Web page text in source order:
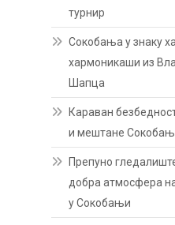
турнир
Сокобања у знаку
хармоникаши из
Шапца
Караван
и мештане
Препуно
добра атмосфера
у Сокобањи